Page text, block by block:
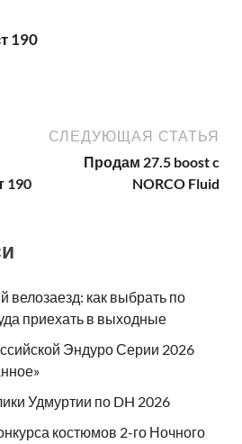
190
190
СЛЕДУЮЩАЯ СТАТЬЯ
Продам 27.5 boost c
NORCO Fluid
как выбрать по
приехать в выходные
Эндуро Серии 2026
Удмуртии по DH 2026
костюмов 2-го Ночного